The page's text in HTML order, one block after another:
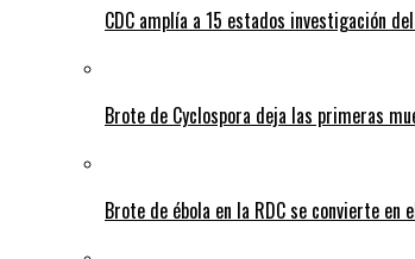
CDC amplía a 15 estados investigación
Brote de Cyclospora deja las primeras
Brote de ébola en la RDC se convierte